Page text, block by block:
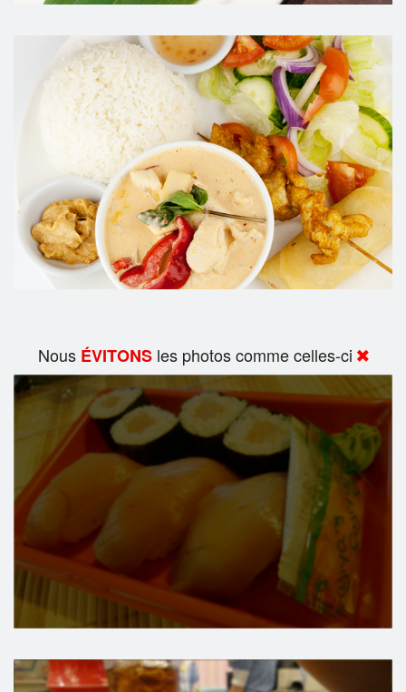
Nous ÉVITONSles photos comme celles-ci